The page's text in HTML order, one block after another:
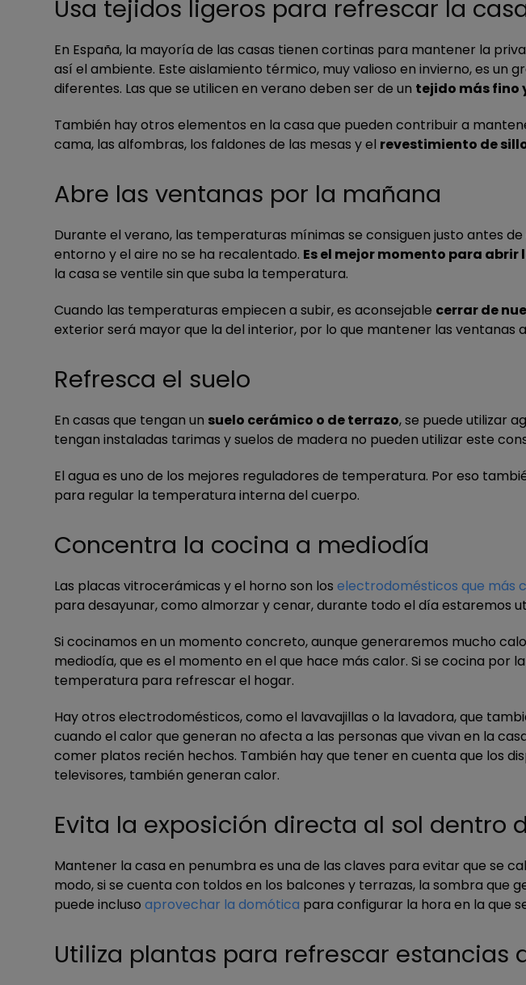
Usa tejidos ligeros para refrescar la
En España, la mayoría de las casas tienen cortinas para mantener la
así el ambiente. Este aislamiento térmico, muy valioso en invierno, es un
diferentes. Las que se utilicen en verano deben ser de un tejido más fino
También hay otros elementos en la casa que pueden contribuir a
cama, las alfombras, los faldones de las mesas y el revestimiento de
Abre las ventanas por la mañana
Durante el verano, las temperaturas mínimas se consiguen justo antes
entorno y el aire no se ha recalentado. Es el mejor momento para abrir
la casa se ventile sin que suba la temperatura.
Cuando las temperaturas empiecen a subir, es aconsejable cerrar de
exterior será mayor que la del interior, por lo que mantener las
Refresca el suelo
En casas que tengan un suelo cerámico o de terrazo, se puede utilizar
tengan instaladas tarimas y suelos de madera no pueden utilizar este
El agua es uno de los mejores reguladores de temperatura. Por eso
para regular la temperatura interna del cuerpo.
Concentra la cocina a mediodía
Las placas vitrocerámicas y el horno son los electrodomésticos que más
para desayunar, como almorzar y cenar, durante todo el día estaremos
Si cocinamos en un momento concreto, aunque generaremos mucho
mediodía, que es el momento en el que hace más calor. Si se cocina
temperatura para refrescar el hogar.
Hay otros electrodomésticos, como el lavavajillas o la lavadora, que
cuando el calor que generan no afecta a las personas que vivan en la
comer platos recién hechos. También hay que tener en cuenta que los
televisores, también generan calor.
Evita la exposición directa al sol dentro
Mantener la casa en penumbra es una de las claves para evitar que se
modo, si se cuenta con toldos en los balcones y terrazas, la sombra
puede incluso aprovechar la domótica para configurar la hora en la que
Utiliza plantas para refrescar estancias